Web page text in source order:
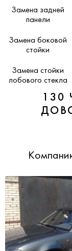
Замена задней
панели
Замена боковой
стойки
Замена стойки
лобового стекла
130